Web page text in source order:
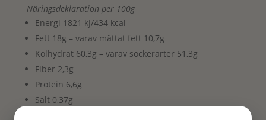
Näringsdeklaration per 100g
Energi 1821 kJ/434 kcal
Fett 18g – varav mättat fett 10,7g
Kolhydrat 60,3g – varav sockerarter 51,3g
Fiber 2,3g
Protein 6,6g
Salt 0,37g